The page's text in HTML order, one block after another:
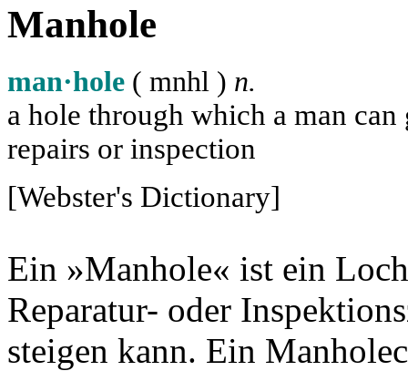
Manhole
man·hole ( mnhl ) n.
a hole through which a man
repairs or inspection
[Webster's Dictionary]
Ein »Manhole« ist ein
Reparatur- oder
steigen kann. Ein